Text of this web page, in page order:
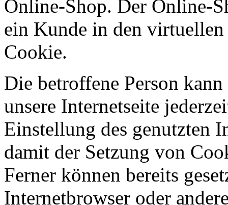
Online-Shop. Der Online-
ein Kunde in den
Cookie.
Die betroffene Person
unsere Internetseite
Einstellung des genutzten
damit der Setzung von
Ferner können bereits
Internetbrowser oder